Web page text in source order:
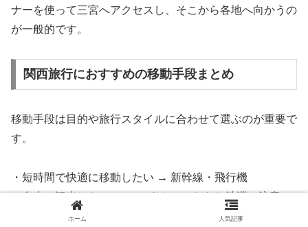
ナーを使って三宮へアクセスし、そこから各地へ向かうの
が一般的です。
関西旅行におすすめの移動手段まとめ
移動手段は目的や旅行スタイルに合わせて選ぶのが重要で
す。
・短時間で快適に移動したい → 新幹線・飛行機
・自由に観光したい → レンタカー（ただし渋滞に注意）
・都市間移動をスムーズにしたい → 電車・私鉄活用
ホーム 人気記事